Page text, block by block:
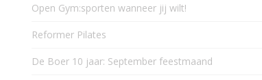
Open Gym:sporten wanneer jij wilt!
Reformer Pilates
De Boer 10 jaar: September feestmaand